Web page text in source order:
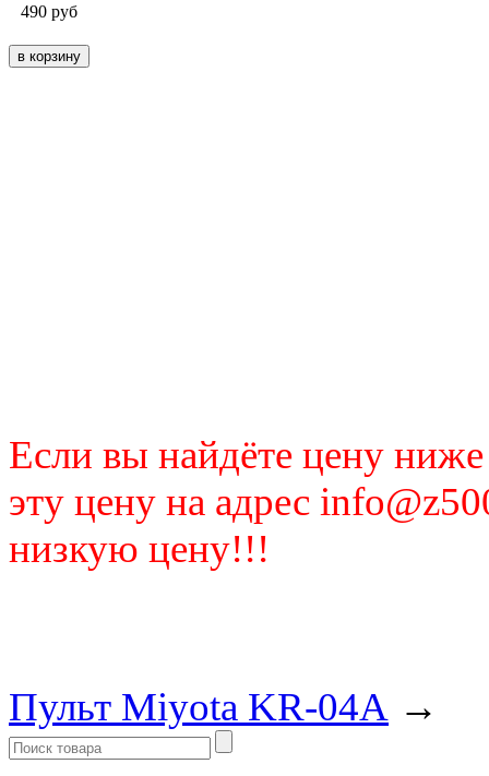
490 руб
Если вы найдёте цену
эту цену на адрес
низкую цену!!!
Пульт Miyota KR-04A →